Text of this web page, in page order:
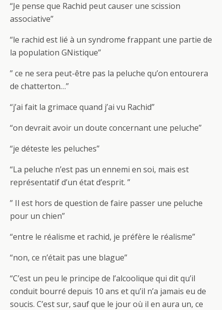
“Je pense que Rachid peut causer une scission
associative”
“le rachid est lié à un syndrome frappant une partie de
la population GNistique”
” ce ne sera peut-être pas la peluche qu’on entourera
de chatterton…”
“j’ai fait la grimace quand j’ai vu Rachid”
“on devrait avoir un doute concernant une peluche”
“je déteste les peluches”
“La peluche n’est pas un ennemi en soi, mais est
représentatif d’un état d’esprit. ”
” Il est hors de question de faire passer une peluche
pour un chien”
“entre le réalisme et rachid, je préfère le réalisme”
“non, ce n’était pas une blague”
“C’est un peu le principe de l’alcoolique qui dit qu’il
conduit bourré depuis 10 ans et qu’il n’a jamais eu de
soucis. C’est sur, sauf que le jour où il en aura un, ce